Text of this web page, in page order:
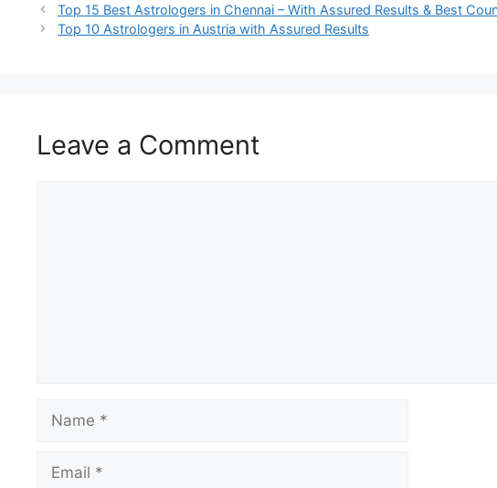
Top 15 Best Astrologers in Chennai – With Assured Results & Best
Top 10 Astrologers in Austria with Assured Results
Leave a Comment